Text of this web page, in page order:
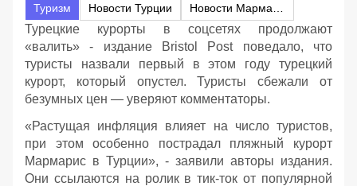
Туризм Новости Турции
Турецкие курорты в соцсетях продолжают
«валить» - издание Bristol Post поведало, что
туристы назвали первый в этом году турецкий
курорт, который опустел. Туристы сбежали от
безумных цен — уверяют комментаторы.
«Растущая инфляция влияет на число туристов,
при этом особенно пострадал пляжный курорт
Мармарис в Турции», - заявили авторы издания.
Они ссылаются на ролик в тик-ток от популярной